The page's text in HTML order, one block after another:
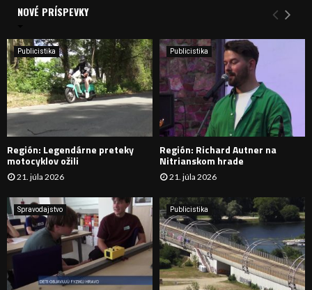
i
e
:
Y
H
D
A
N
I
NOVÉ PRÍSPEVKY
Publicistika
Región: Legendárne preteky
motocyklov ožili
21. júla 2026
Publicistika
Región: Richard Autner na
Nitrianskom hrade
21. júla 2026
Spravodajstvo Publicistika